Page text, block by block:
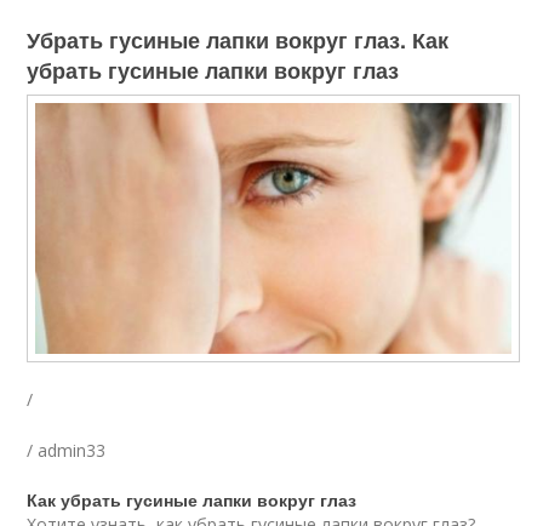
Убрать гусиные лапки вокруг глаз. Как
убрать гусиные лапки вокруг глаз
/
/ admin33
Как убрать гусиные лапки вокруг глаз